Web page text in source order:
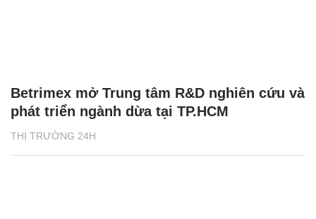
THỊ TRƯỜNG 24H
Betrimex mở Trung tâm R&D nghiên cứu và
phát triển ngành dừa tại TP.HCM